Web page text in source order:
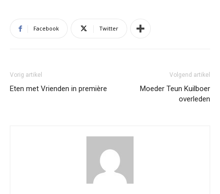
Facebook Twitter
Vorig artikel
Eten met Vrienden in première
Volgend artikel
Moeder Teun Kuilboer
overleden